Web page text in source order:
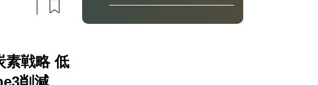
出量取引制度）
与えることが想
広がっていま
ETSを含む最
ついてご紹介し
、制度をどのよ
素戦略 低
削減